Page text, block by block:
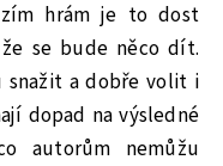
hrám je to dost
se bude něco dít.
snažit a dobře volit i
dopad na výsledné
autorům nemůžu